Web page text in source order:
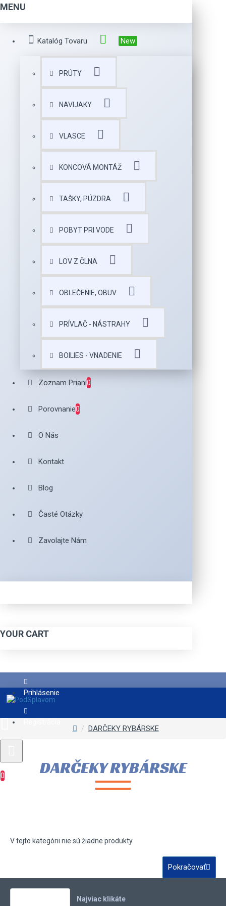
MENU
Katalóg Tovaru New
PRÚTY
NAVIJAKY
VLASCE
KONCOVÁ MONTÁŽ
TAŠKY, PÚZDRA
POBYT PRI VODE
LOV Z ČLNA
OBLEČENIE, OBUV
PRÍVLAČ - NÁSTRAHY
BOILIES - VNADENIE
Zoznam Prianí0
Porovnanie0
O Nás
Kontakt
Blog
Časté Otázky
Zavolajte Nám
YOUR CART
Prihlásenie
0
DARČEKY RYBÁRSKE
DARČEKY RYBÁRSKE
V tejto kategórii nie sú žiadne produkty.
Pokračovať
Najviac klikáte